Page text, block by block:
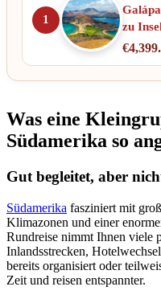
1
zu
€
Was eine
Südamerika so
Gut begleitet, aber
Südamerika fasziniert mit
Klimazonen und einer
Rundreise nimmt Ihnen viele
Inlandsstrecken,
bereits organisiert oder
Zeit und reisen entspannter.